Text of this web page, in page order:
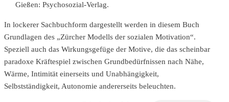
Gießen: Psychosozial-Verlag.
In lockerer Sachbuchform dargestellt werden in diesem Buch
Grundlagen des „Zürcher Modells der sozialen Motivation“.
Speziell auch das Wirkungsgefüge der Motive, die das scheinbar
paradoxe Kräftespiel zwischen Grundbedürfnissen nach Nähe,
Wärme, Intimität einerseits und Unabhängigkeit,
Selbstständigkeit, Autonomie andererseits beleuchten.